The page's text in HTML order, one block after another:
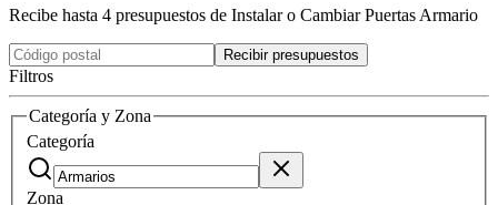
Recibe hasta 4 presupuestos de Instalar o Cambiar Puertas Armario
Recibir presupuestos
Filtros
Categoría y Zona
Categoría
Zona